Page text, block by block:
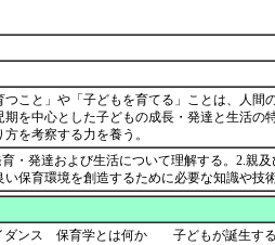
つこと」や「子どもを育てる」ことは、人
期を中心とした子どもの成長・発達と生活
方を考察する力を養う。
育・発達および生活について理解する。2.親
い保育環境を創造するために必要な知識や技
ダンス 保育学とは何か 子どもが誕生す